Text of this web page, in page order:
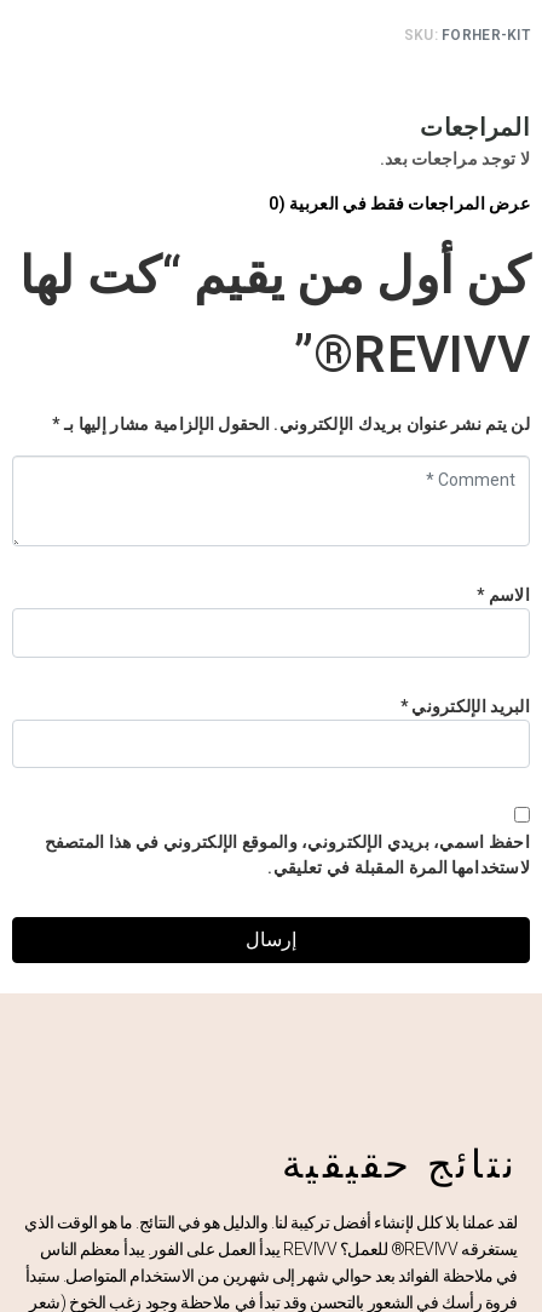
SKU: FORHER-KIT
المراجعات
لا توجد مراجعات بعد.
عرض المراجعات فقط في العربية (0
كن أول من يقيم “كت لها
REVIVV®”
لن يتم نشر عنوان بريدك الإلكتروني. الحقول الإلزامية مشار إليها بـ*
الاسم*
البريد الإلكتروني*
احفظ اسمي، بريدي الإلكتروني، والموقع الإلكتروني في هذا المتصفح
لاستخدامها المرة المقبلة في تعليقي.
نتائج حقيقية
لقد عملنا بلا كلل لإنشاء أفضل تركيبة لنا. والدليل هو في النتائج. ما هو الوقت الذي
يستغرقه REVIVV® للعمل؟ REVIVV يبدأ العمل على الفور. يبدأ معظم الناس
في ملاحظة الفوائد بعد حوالي شهر إلى شهرين من الاستخدام المتواصل. ستبدأ
فروة رأسك في الشعور بالتحسن وقد تبدأ في ملاحظة وجود زغب الخوخ (شعر